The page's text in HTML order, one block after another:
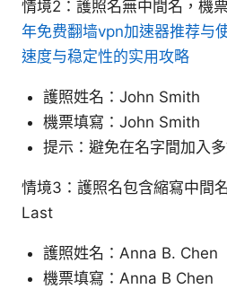
情境2：護照名無中間名，機
年免费翻墙vpn加速器推荐与
速度与稳定性的实用攻略
護照姓名：John Smith
機票填寫：John Smith
提示：避免在名字間加入
情境3：護照名包含縮寫中間
Last
護照姓名：Anna B. Chen
機票填寫：Anna B Chen